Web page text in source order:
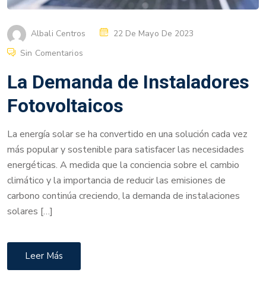
Albali Centros
22 De Mayo De 2023
Sin Comentarios
La Demanda de Instaladores
Fotovoltaicos
La energía solar se ha convertido en una solución cada vez
más popular y sostenible para satisfacer las necesidades
energéticas. A medida que la conciencia sobre el cambio
climático y la importancia de reducir las emisiones de
carbono continúa creciendo, la demanda de instalaciones
solares […]
Leer Más